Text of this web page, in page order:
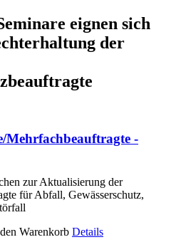
eignen sich
der
Mehrfachbeauftragte -
zur Aktualisierung der
für Abfall, Gewässerschutz,
Warenkorb Details